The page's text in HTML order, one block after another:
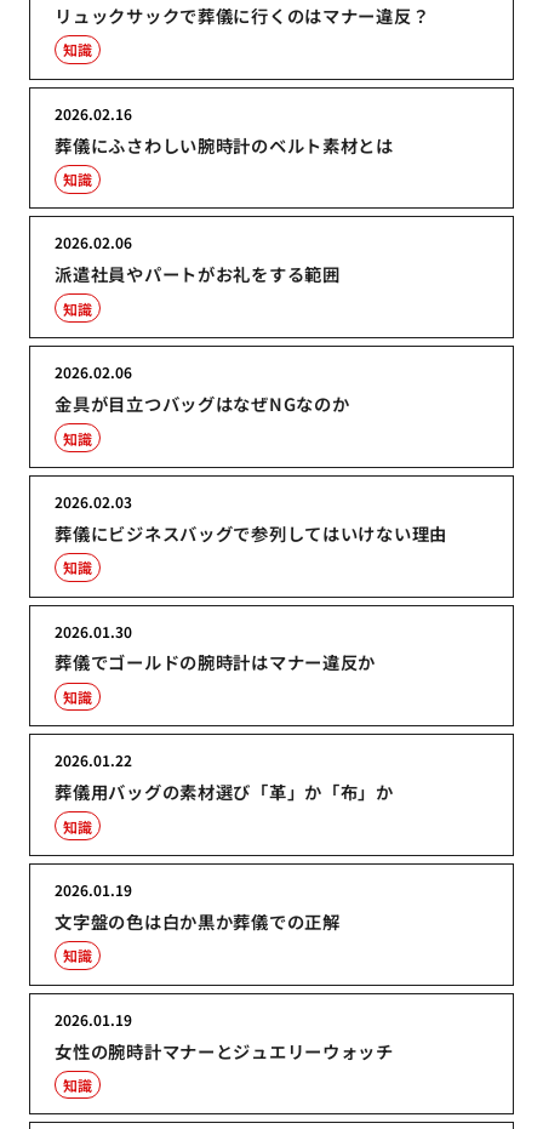
リュックサックで葬儀に行くのはマナー違反？
知識
葬儀にふさわしい腕時計のベルト素材とは
2026.02.16
知識
派遣社員やパートがお礼をする範囲
2026.02.06
知識
金具が目立つバッグはなぜNGなのか
2026.02.06
知識
葬儀にビジネスバッグで参列してはいけない理由
2026.02.03
知識
葬儀でゴールドの腕時計はマナー違反か
2026.01.30
知識
葬儀用バッグの素材選び「革」か「布」か
2026.01.22
知識
文字盤の色は白か黒か葬儀での正解
2026.01.19
知識
女性の腕時計マナーとジュエリーウォッチ
2026.01.19
知識